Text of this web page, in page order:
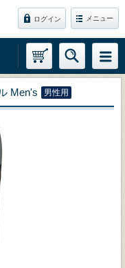
ログイン メニュー
Men's 男性用